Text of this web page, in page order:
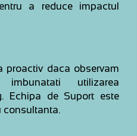
a reduce impactul
proactiv daca observam
utilizarea
Echipa de Suport este
consultanta.